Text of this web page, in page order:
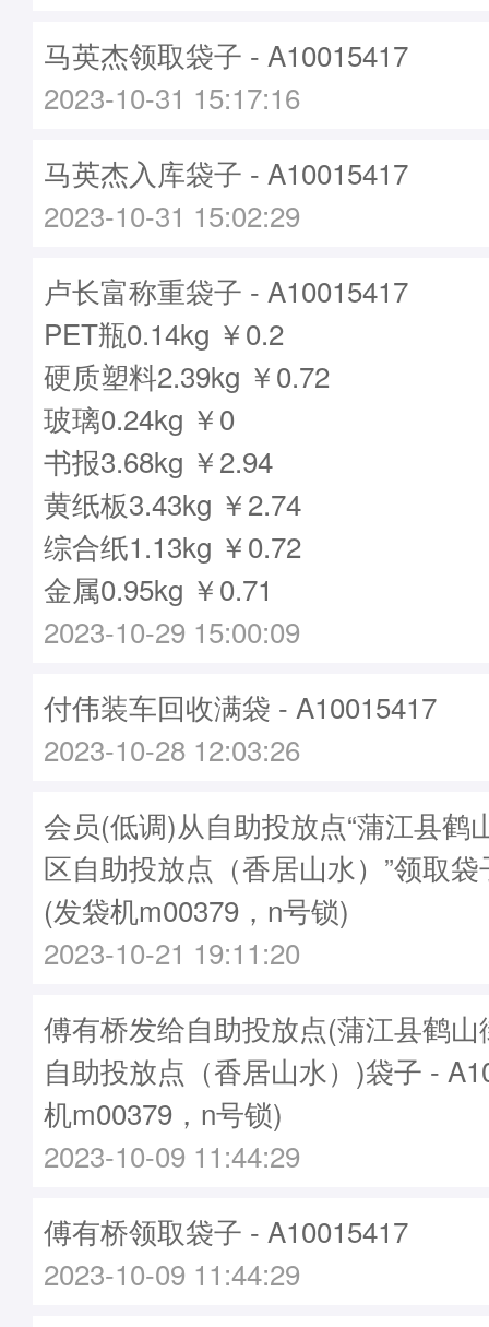
马英杰领取袋子 - A10015417
2023-10-31 15:17:16
马英杰入库袋子 - A10015417
2023-10-31 15:02:29
卢长富称重袋子 - A10015417
PET瓶0.14kg ￥0.2
硬质塑料2.39kg ￥0.72
玻璃0.24kg ￥0
书报3.68kg ￥2.94
黄纸板3.43kg ￥2.74
综合纸1.13kg ￥0.72
金属0.95kg ￥0.71
2023-10-29 15:00:09
付伟装车回收满袋 - A10015417
2023-10-28 12:03:26
会员(低调)从自助投放点“蒲江县鹤
区自助投放点（香居山水）”领取
(发袋机m00379，n号锁)
2023-10-21 19:11:20
傅有桥发给自助投放点(蒲江县鹤
自助投放点（香居山水）)袋子 -
机m00379，n号锁)
2023-10-09 11:44:29
傅有桥领取袋子 - A10015417
2023-10-09 11:44:29